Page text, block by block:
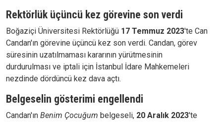
Rektörlük üçüncü kez görevine son verdi
Boğaziçi Üniversitesi Rektörlüğü 17 Temmuz 2023'te Can
Candan'ın görevine üçüncü kez son verdi. Candan, görev
süresinin uzatılmaması kararının yürütmesinin
durdurulması ve iptali için İstanbul İdare Mahkemeleri
nezdinde dördüncü kez dava açtı.
Belgeselin gösterimi engellendi
Candan'ın Benim Çocuğum belgeseli, 20 Aralık 2023'te